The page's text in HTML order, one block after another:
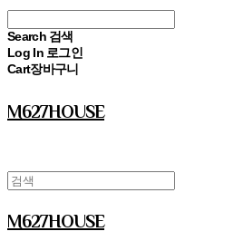
Search 검색
Log In 로그인
Cart장바구니
M627HOUSE
M627HOUSE